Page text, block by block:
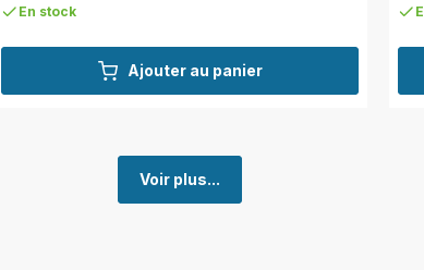
Ajouter au panier
En stock
Voir plus...